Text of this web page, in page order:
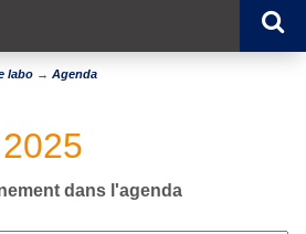
labo → Agenda
dans l'agenda